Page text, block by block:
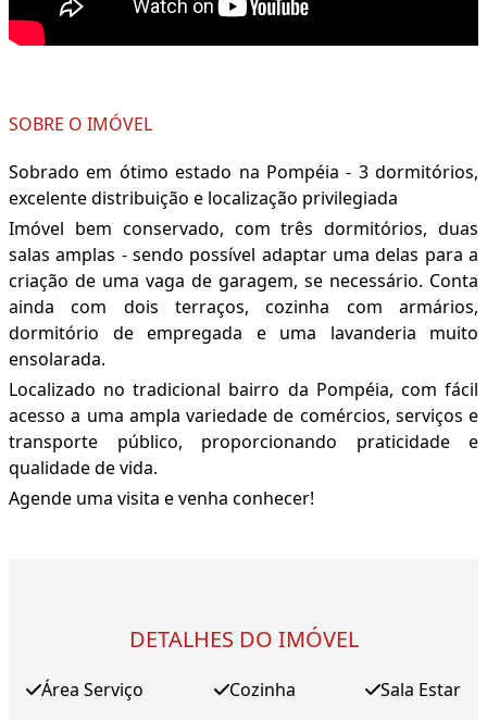
SOBRE O IMÓVEL
Sobrado em ótimo estado na Pompéia - 3 dormitórios,
excelente distribuição e localização privilegiada
Imóvel bem conservado, com três dormitórios, duas
salas amplas - sendo possível adaptar uma delas para a
criação de uma vaga de garagem, se necessário. Conta
ainda com dois terraços, cozinha com armários,
dormitório de empregada e uma lavanderia muito
ensolarada.
Localizado no tradicional bairro da Pompéia, com fácil
acesso a uma ampla variedade de comércios, serviços e
transporte público, proporcionando praticidade e
qualidade de vida.
Agende uma visita e venha conhecer!
DETALHES DO IMÓVEL
Área Serviço Cozinha Sala Estar